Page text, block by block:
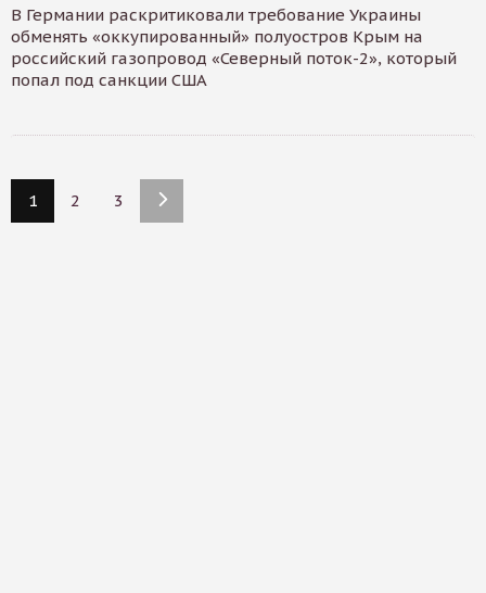
В Германии раскритиковали требование Украины
обменять «оккупированный» полуостров Крым на
российский газопровод «Северный поток-2», который
попал под санкции США
1 2 3